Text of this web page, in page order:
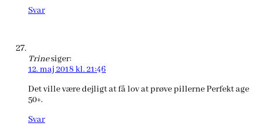
Svar
Trinesiger:
12. maj 2018 kl. 21:46
Det ville være dejligt at få lov at prøve pillerne Perfekt age
50+.
Svar